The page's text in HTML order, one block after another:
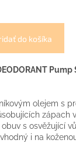
do košíka
olejem s
zápach
s osvěžující
i na